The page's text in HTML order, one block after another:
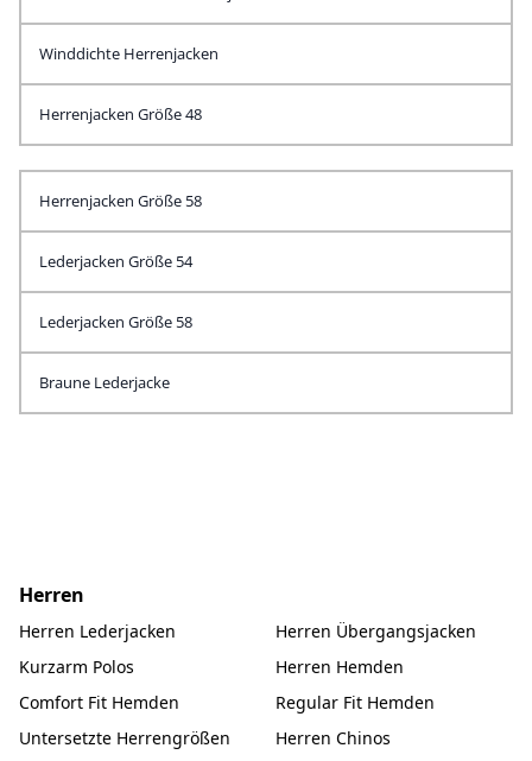
Winddichte Herrenjacken
Herrenjacken Größe 48
Herrenjacken Größe 58
Lederjacken Größe 54
Lederjacken Größe 58
Braune Lederjacke
Herren
Herren Lederjacken
Herren Übergangsjacken
Kurzarm Polos
Herren Hemden
Comfort Fit Hemden
Regular Fit Hemden
Untersetzte Herrengrößen
Herren Chinos